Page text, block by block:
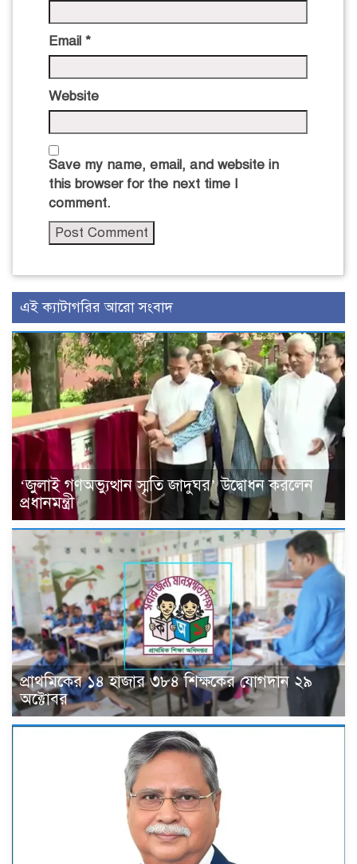
Email *
Website
Save my name, email, and website in
this browser for the next time I
comment.
এই ক্যাটাগরির আরো সংবাদ
‘জুলাই গণঅভ্যুত্থান স্মৃতি জাদুঘর’ উদ্বোধন করলেন
প্রধানমন্ত্রী
প্রাথমিকের ১৪ হাজার ৩৮৪ শিক্ষকের যোগদান ২৯
অক্টোবর